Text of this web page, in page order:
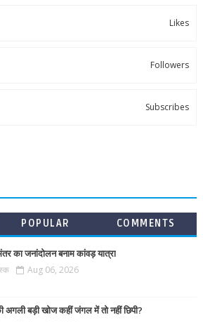
Likes
Followers
Subscribes
POPULAR COMMENTS
का जनांदोलन बनाम कांवड़ यात्रा
Aug 06, 2026
अगली बड़ी खोज कहीं जंगल में तो नहीं छिपी?